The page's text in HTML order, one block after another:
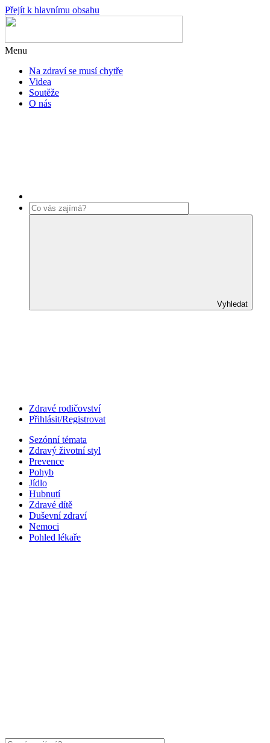
Přejít k hlavnímu obsahu
Menu
Na zdraví se musí chytře
Videa
Soutěže
O nás
Vyhledat
Zdravé rodičovství
Přihlásit/Registrovat
Sezónní témata
Zdravý životní styl
Prevence
Pohyb
Jídlo
Hubnutí
Zdravé dítě
Duševní zdraví
Nemoci
Pohled lékaře